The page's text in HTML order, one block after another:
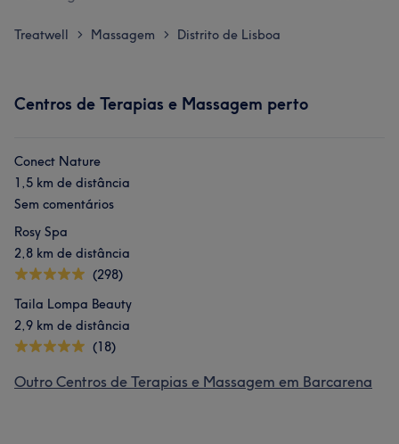
Treatwell > Massagem > Distrito de Lisboa
Centros de Terapias e Massagem perto
Conect Nature
1,5 km de distância
Sem comentários
Rosy Spa
2,8 km de distância
(298)
Taila Lompa Beauty
2,9 km de distância
(18)
Outro Centros de Terapias e Massagem em Barcarena